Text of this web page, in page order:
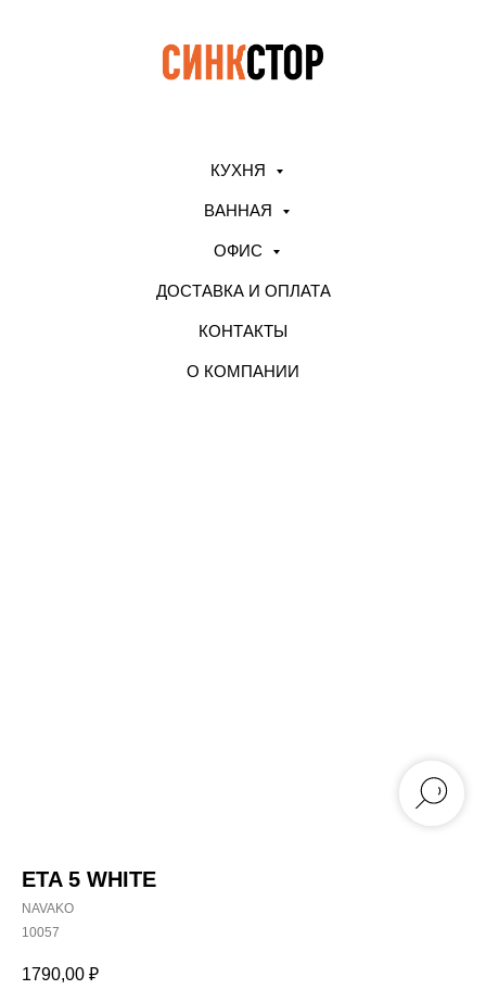
КУХНЯ
ВАННАЯ
ОФИС
ДОСТАВКА И ОПЛАТА
КОНТАКТЫ
О КОМПАНИИ
ETA 5 WHITE
NAVAKO
10057
1790,00 ₽